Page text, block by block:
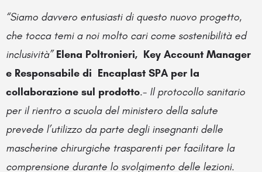
“Siamo davvero entusiasti di questo nuovo progetto,
che tocca temi a noi molto cari come sostenibilità ed
inclusività” Elena Poltronieri, Key Account Manager
e Responsabile di Encaplast SPA per la
collaborazione sul prodotto.- Il protocollo sanitario
per il rientro a scuola del ministero della salute
prevede l’utilizzo da parte degli insegnanti delle
mascherine chirurgiche trasparenti per facilitare la
comprensione durante lo svolgimento delle lezioni.